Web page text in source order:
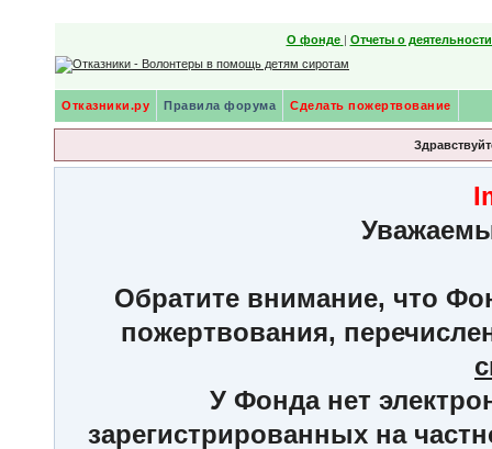
О фонде | Отчеты о
Отказники.ру Правила форума Сделать пожертвование
Обратите внимание, что
пожертвования,
У Фонда нет
зарегистрированных на